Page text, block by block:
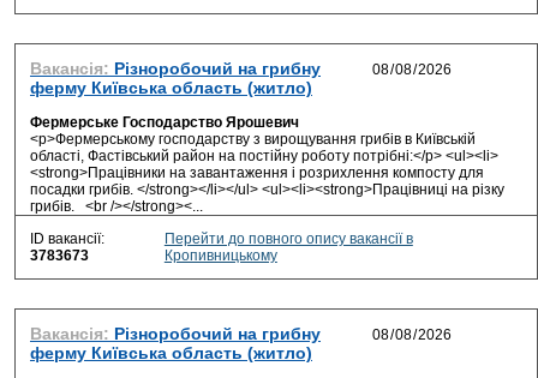
Вакансія: Різноробочий на грибну
ферму Київська область (житло)
Фермерське Господарство Ярошевич
<p>Фермерському господарству з вирощування грибів в Київській
області, Фастівський район на постійну роботу потрібні:</p> <ul><li>
<strong>Працівники на завантаження і розрихлення компосту для
посадки грибів. </strong></li></ul> <ul><li><strong>Працівниці на різку
грибів. <br /></strong><...
ID вакансії:
3783673
Перейти до повного опису вакансії в
Кропивницькому
Вакансія: Різноробочий на грибну
ферму Київська область (житло)